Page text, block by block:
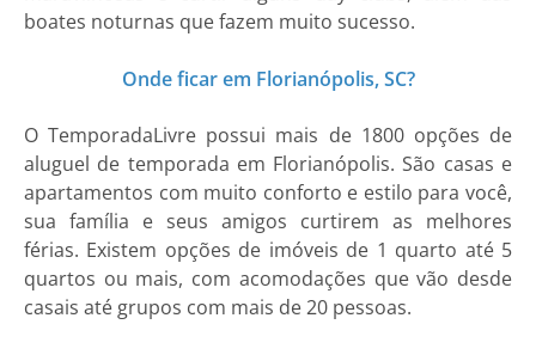
boates noturnas que fazem muito sucesso.
Onde ficar em Florianópolis, SC?
O TemporadaLivre possui mais de 1800 opções de
aluguel de temporada em Florianópolis. São casas e
apartamentos com muito conforto e estilo para você,
sua família e seus amigos curtirem as melhores
férias. Existem opções de imóveis de 1 quarto até 5
quartos ou mais, com acomodações que vão desde
casais até grupos com mais de 20 pessoas.